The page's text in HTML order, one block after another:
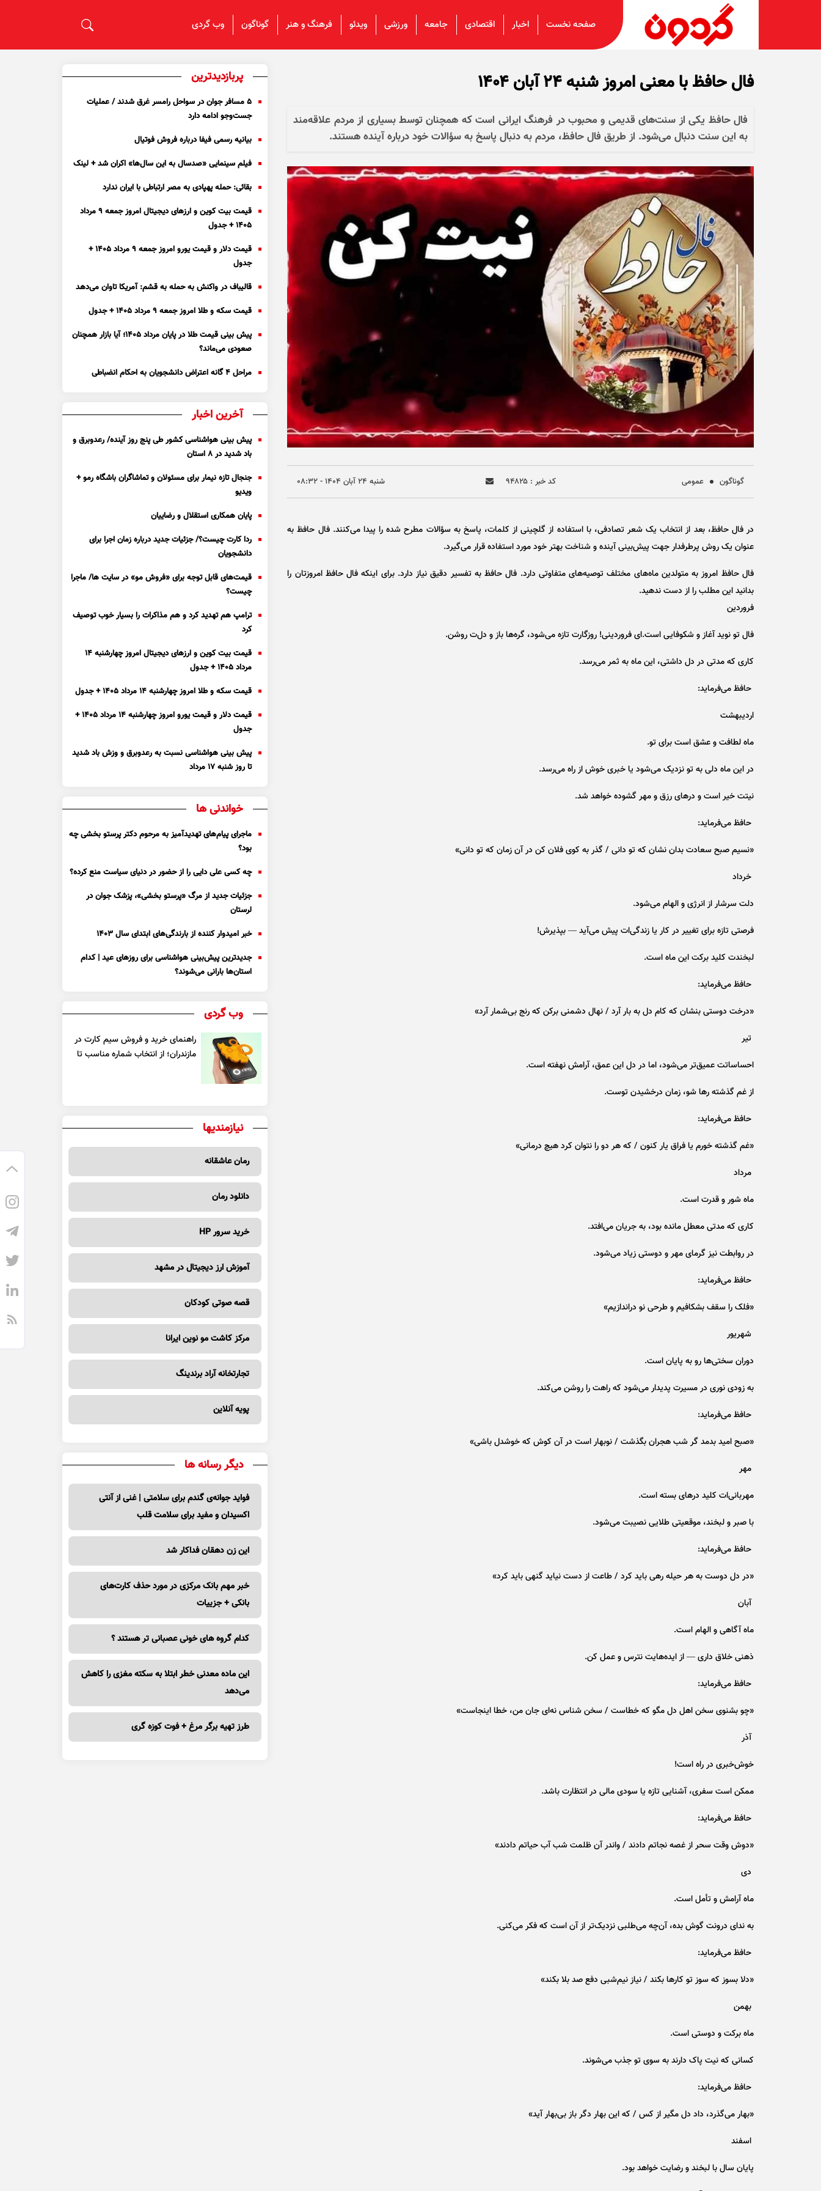
صفحه نخست اخبار اقتصادی جامعه ورزشی ویدئو فرهنگ و هنر گوناگون وب گردی
فال حافظ با معنی امروز شنبه ۲۴ آبان ۱۴۰۴
فال حافظ یکی از سنت‌های قدیمی و محبوب در فرهنگ ایرانی است که همچنان توسط بسیاری از مردم علاقه‌مند
به این سنت دنبال می‌شود. از طریق فال حافظ، مردم به دنبال پاسخ به سؤالات خود درباره آینده هستند. ​
گوناگون عمومی کد خبر : ۹۴۸۲۵ شنبه ۲۴ آبان ۱۴۰۴ - ۰۸:۳۲
در فال حافظ، بعد از انتخاب یک شعر تصادفی، با استفاده از گلچینی از کلمات، پاسخ به سؤالات مطرح شده را پیدا می‌کنند. فال حافظ به
عنوان یک روش پرطرفدار جهت پیش‌بینی آینده و شناخت بهتر خود مورد استفاده قرار می‌گیرد.
فال حافظ امروز به متولدین ماه‌های مختلف توصیه‌های متفاوتی دارد. فال حافظ به تفسیر دقیق نیاز دارد. برای اینکه فال حافظ امروزتان را
بدانید این مطلب را از دست ندهید.
فروردین
فال تو نوید آغاز و شکوفایی است.‌ای فروردینی! روزگارت تازه می‌شود، گره‌ها باز و دل‌ت روشن.
کاری که مدتی در دل داشتی، این ماه به ثمر می‌رسد.
حافظ می‌فرماید:
اردیبهشت
ماه لطافت و عشق است برای تو.
در این ماه دلی به تو نزدیک می‌شود یا خبری خوش از راه می‌رسد.
نیتت خیر است و در‌های رزق و مهر گشوده خواهد شد.
حافظ می‌فرماید:
«نسیم صبح سعادت بدان نشان که تو دانی / گذر به کوی فلان کن در آن زمان که تو دانی»
خرداد
دلت سرشار از انرژی و الهام می‌شود.
فرصتی تازه برای تغییر در کار یا زندگی‌ات پیش می‌آید — بپذیرش!
لبخندت کلید برکت این ماه است.
حافظ می‌فرماید:
«درخت دوستی بنشان که کام دل به بار آرد / نهال دشمنی برکن که رنج بی‌شمار آرد»
تیر
احساساتت عمیق‌تر می‌شود، اما در دل این عمق، آرامش نهفته است.
از غم گذشته رها شو، زمان درخشیدن توست.
حافظ می‌فرماید:
«غم گذشته خورم یا فراق یار کنون / که هر دو را نتوان کرد هیچ درمانی»
مرداد
ماه شور و قدرت است.
کاری که مدتی معطل مانده بود، به جریان می‌افتد.
در روابطت نیز گرمای مهر و دوستی زیاد می‌شود.
حافظ می‌فرماید:
«فلک را سقف بشکافیم و طرحی نو دراندازیم»
شهریور
دوران سختی‌ها رو به پایان است.
به زودی نوری در مسیرت پدیدار می‌شود که راهت را روشن می‌کند.
حافظ می‌فرماید:
«صبح امید بدمد گر شب هجران بگذشت / نوبهار است در آن کوش که خوشدل باشی»
مهر
مهربانی‌ات کلید در‌های بسته است.
با صبر و لبخند، موقعیتی طلایی نصیبت می‌شود.
حافظ می‌فرماید:
«در دل دوست به هر حیله رهی باید کرد / طاعت از دست نیاید گنهی باید کرد»
آبان
ماه آگاهی و الهام است.
ذهنی خلاق داری — از ایده‌هایت نترس و عمل کن.
حافظ می‌فرماید:
«چو بشنوی سخن اهل دل مگو که خطاست / سخن شناس نه‌ای جان من، خطا اینجاست»
آذر
خوش‌خبری در راه است!
ممکن است سفری، آشنایی تازه یا سودی مالی در انتظارت باشد.
حافظ می‌فرماید:
«دوش وقت سحر از غصه نجاتم دادند / واندر آن ظلمت شب آب حیاتم دادند»
دی
ماه آرامش و تأمل است.
به ندای درونت گوش بده، آن‌چه می‌طلبی نزدیک‌تر از آن است که فکر می‌کنی.
حافظ می‌فرماید:
«دلا بسوز که سوز تو کار‌ها بکند / نیاز نیم‌شبی دفع صد بلا بکند»
بهمن
ماه برکت و دوستی است.
کسانی که نیت پاک دارند به سوی تو جذب می‌شوند.
حافظ می‌فرماید:
«بهار می‌گذرد، داد دل مگیر از کس / که این بهار دگر باز بی‌بهار آید»
اسفند
پایان سال با لبخند و رضایت خواهد بود.
پربازدیدترین
۵ مسافر جوان در سواحل رامسر غرق شدند / عملیات
جست‌و‌جو ادامه دارد
بیانیه رسمی فیفا درباره فروش فوتیال
فیلم سینمایی «صدسال به این سال‌ها» اکران شد + لینک
بقائی: حمله پهپادی به مصر ارتباطی با ایران ندارد
قیمت بیت کوین و ارز‌های دیجیتال امروز جمعه ۹ مرداد
۱۴۰۵ + جدول
قیمت دلار و قیمت یورو امروز جمعه ۹ مرداد ۱۴۰۵ +
جدول
قالیباف در واکنش به حمله به قشم: آمریکا تاوان می‌دهد
قیمت سکه و طلا امروز جمعه ۹ مرداد ۱۴۰۵ + جدول
پیش بینی قیمت طلا در پایان مرداد 1405؛ آیا بازار همچنان
صعودی می‌ماند؟
مراحل ۴ گانه اعتراض دانشجویان به احکام انضباطی
آخرین اخبار
پیش بینی هواشناسی کشور طی پنج روز آینده/ رعدوبرق و
باد شدید در ۸ استان
جنجال تازه نیمار برای مسئولان و تماشاگران باشگاه رمو +
ویدیو
پایان همکاری استقلال و رضاییان
ردا کارت چیست؟/ جزئیات جدید درباره زمان اجرا برای
دانشجویان
قیمت‌های قابل توجه برای «فروش مو» در سایت ها/ ماجرا
چیست؟
ترامپ هم تهدید کرد و هم مذاکرات را بسیار خوب توصیف
کرد
قیمت بیت کوین و ارز‌های دیجیتال امروز چهارشنبه ۱۴
مرداد ۱۴۰۵ + جدول
قیمت سکه و طلا امروز چهارشنبه ۱۴ مرداد ۱۴۰۵ + جدول
قیمت دلار و قیمت یورو امروز چهارشنبه ۱۴ مرداد ۱۴۰۵ +
جدول
پیش بینی هواشناسی نسبت به رعدوبرق و وزش باد شدید
تا روز شنبه ۱۷ مرداد
خواندنی ها
ماجرای پیام‌های تهدیدآمیز به مرحوم دکتر پرستو بخشی چه
بود؟
چه کسی علی دایی را از حضور در دنیای سیاست منع کرده؟
جزئیات جدید از مرگ «پرستو بخشی»، پزشک جوان در
لرستان
خبر امیدوار کننده از بارندگی‌های ابتدای سال ۱۴۰۳
جدیدترین پیش‌بینی هواشناسی برای روزهای عید | کدام
استان‌ها بارانی می‌شوند؟
وب گردی
راهنمای خرید و فروش سیم کارت در
مازندران؛ از انتخاب شماره مناسب تا
نیازمندیها
رمان عاشقانه
دانلود رمان
خرید سرور HP
آموزش ارز دیجیتال در مشهد
قصه صوتی کودکان
مرکز کاشت مو نوین ایرانا
تجارتخانه آراد برندینگ
پویه آنلاین
دیگر رسانه ها
فواید جوانه‌ی گندم برای سلامتی | غنی از آنتی
اکسیدان و مفید برای سلامت قلب
این زن دهقان فداکار شد
خبر مهم بانک مرکزی در مورد حذف کارت‌های
بانکی + جزییات
کدام گروه های خونی عصبانی تر هستند ؟
این ماده معدنی خطر ابتلا به سکته مغزی را کاهش
می‌دهد
طرز تهیه برگر مرغ + فوت کوزه گری